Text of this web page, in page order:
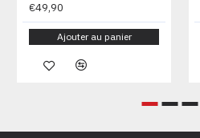
€49,90
Ajouter au panier